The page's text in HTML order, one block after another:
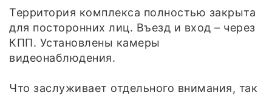
Территория комплекса полностью закрыта
для посторонних лиц. Въезд и вход – через
КПП. Установлены камеры
видеонаблюдения.
Что заслуживает отдельного внимания, так